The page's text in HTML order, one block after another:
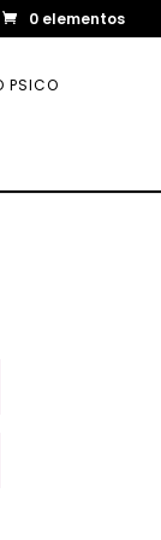
0 elementos
PSICO